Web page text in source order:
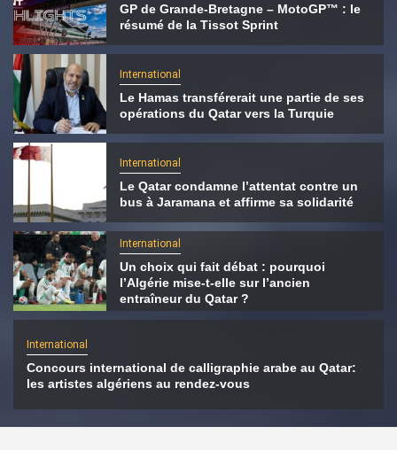
GP de Grande-Bretagne – MotoGP™ : le
résumé de la Tissot Sprint
International
Le Hamas transférerait une partie de ses
opérations du Qatar vers la Turquie
International
Le Qatar condamne l’attentat contre un
bus à Jaramana et affirme sa solidarité
International
Un choix qui fait débat : pourquoi
l’Algérie mise-t-elle sur l’ancien
entraîneur du Qatar ?
International
Concours international de calligraphie arabe au Qatar:
les artistes algériens au rendez-vous